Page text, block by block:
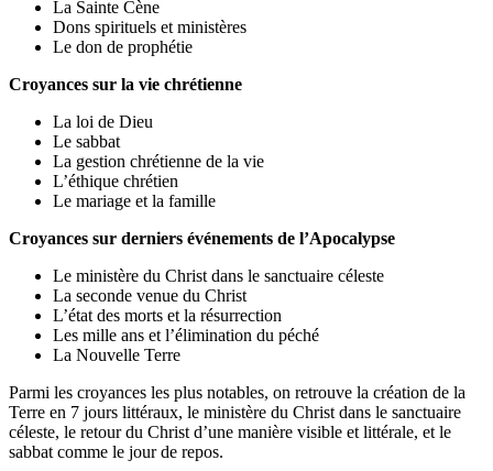
La Sainte Cène
Dons spirituels et ministères
Le don de prophétie
Croyances sur la vie chrétienne
La loi de Dieu
Le sabbat
La gestion chrétienne de la vie
L’éthique chrétien
Le mariage et la famille
Croyances sur derniers événements de l’Apocalypse
Le ministère du Christ dans le sanctuaire céleste
La seconde venue du Christ
L’état des morts et la résurrection
Les mille ans et l’élimination du péché
La Nouvelle Terre
Parmi les croyances les plus notables, on retrouve la création de la
Terre en 7 jours littéraux, le ministère du Christ dans le sanctuaire
céleste, le retour du Christ d’une manière visible et littérale, et le
sabbat comme le jour de repos.